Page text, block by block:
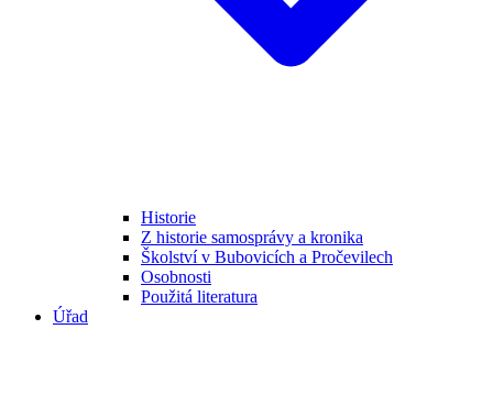
Historie
Z historie samosprávy a kronika
Školství v Bubovicích a Pročevilech
Osobnosti
Použitá literatura
Úřad